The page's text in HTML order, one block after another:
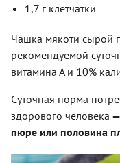
1,7 г клетчатки
Чашка мякоти сырой
рекомендуемой
витамина А и 10%
Суточная норма
здорового человека
пюре или половина